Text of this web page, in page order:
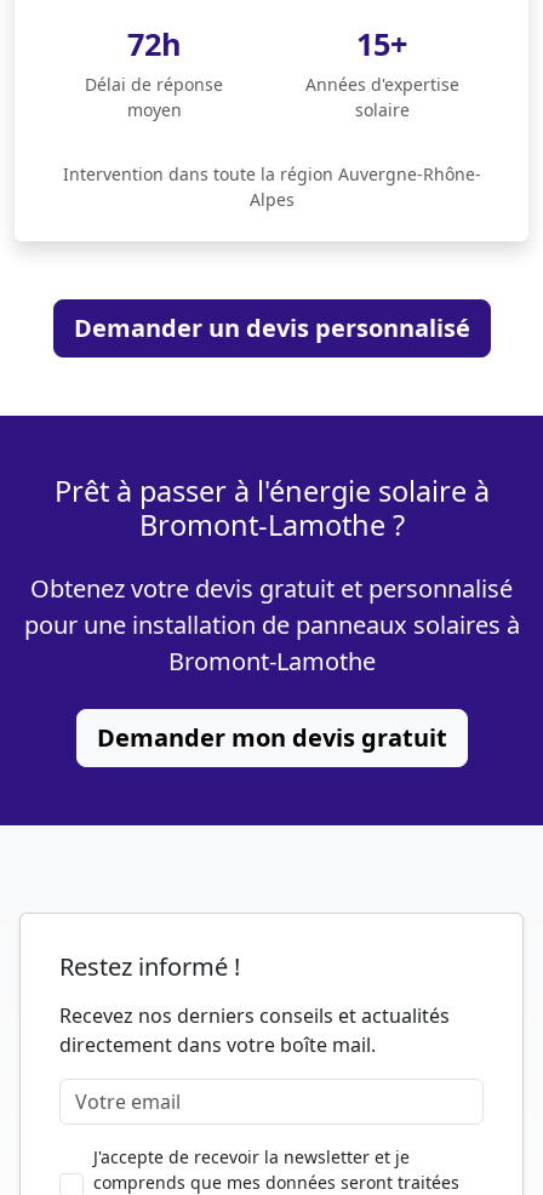
72h
Délai de réponse
moyen
15+
Années d'expertise
solaire
Intervention dans toute la région Auvergne-Rhône-
Alpes
Demander un devis personnalisé
Prêt à passer à l'énergie solaire à
Bromont-Lamothe ?
Obtenez votre devis gratuit et personnalisé
pour une installation de panneaux solaires à
Bromont-Lamothe
Demander mon devis gratuit
Restez informé !
Recevez nos derniers conseils et actualités
directement dans votre boîte mail.
J'accepte de recevoir la newsletter et je
comprends que mes données seront traitées